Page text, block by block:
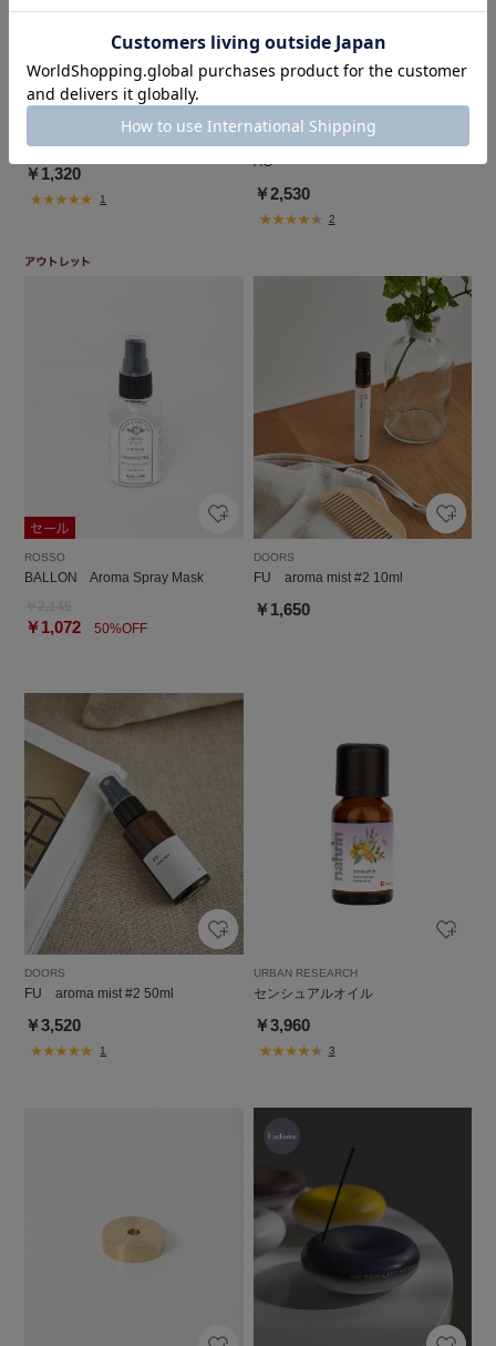
URBAN RESEARCH
mou mou Incense
￥1,320
1
かぐれ
PATH TO PURITY PALO SANTO B
AG
￥2,530
2
ROSSO
BALLON Aroma Spray Mask
￥1,072 50%OFF
DOORS
FU aroma mist #2 10ml
￥1,650
DOORS
FU aroma mist #2 50ml
￥3,520
1
URBAN RESEARCH
センシュアルオイル
￥3,960
3